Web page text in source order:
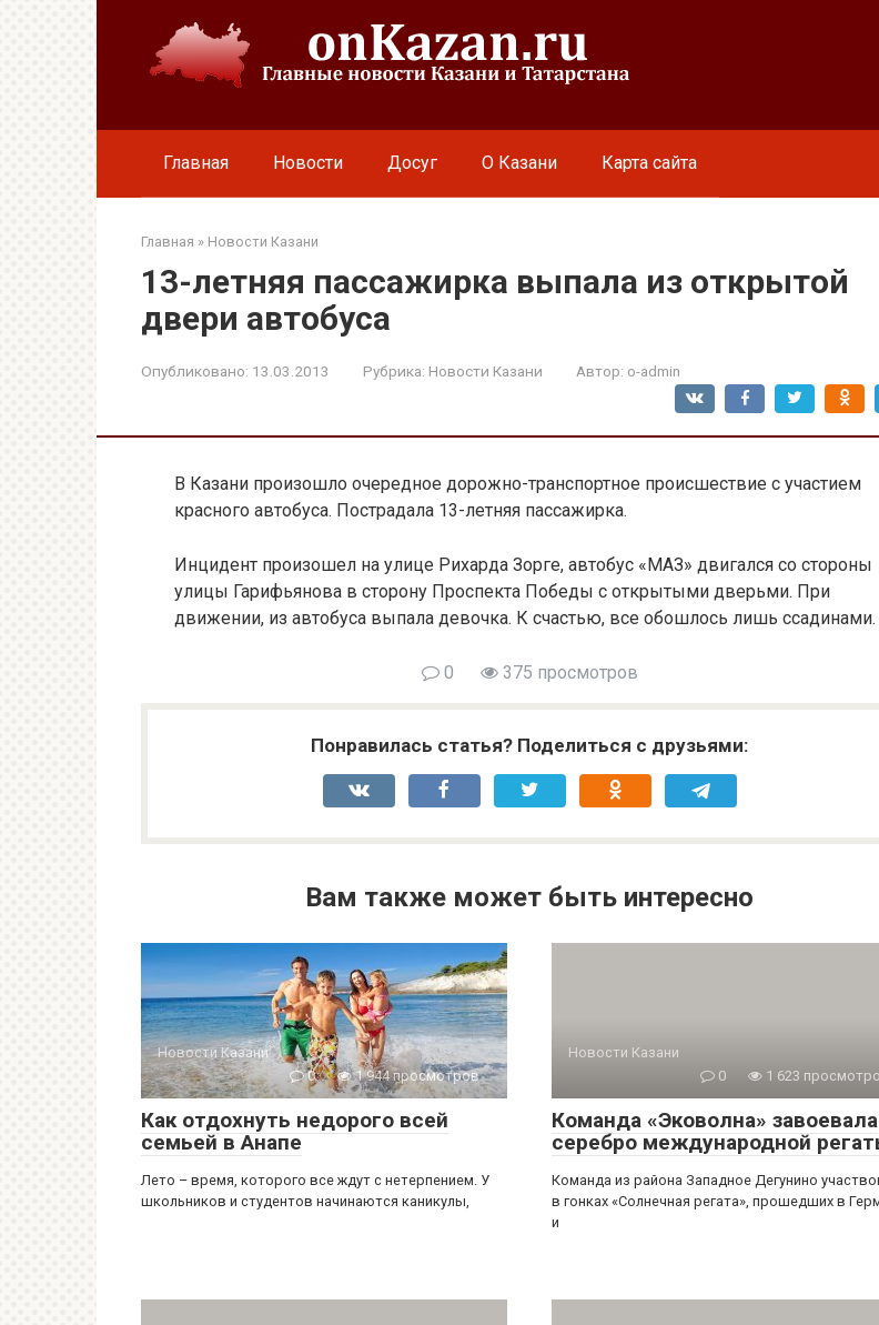
Главная Новости Досуг О Казани Карта сайта
Главная » Новости Казани
13-летняя пассажирка выпала из открытой
двери автобуса
Опубликовано: 13.03.2013 Рубрика: Новости Казани Автор: o-admin
В Казани произошло очередное дорожно-транспортное происшествие с участием
красного автобуса. Пострадала 13-летняя пассажирка.
Инцидент произошел на улице Рихарда Зорге, автобус «МАЗ» двигался со стороны
улицы Гарифьянова в сторону Проспекта Победы с открытыми дверьми. При
движении, из автобуса выпала девочка. К счастью, все обошлось лишь ссадинами.
0 375 просмотров
Понравилась статья? Поделиться с друзьями:
Вам также может быть интересно
Новости Казани
0
1 944 просмотров
Как отдохнуть недорого всей
семьей в Анапе
Лето – время, которого все ждут с нетерпением. У
школьников и студентов начинаются каникулы,
Новости Казани
0
1 623
Команда «Эковолна» завоевала
серебро международной
Команда из района Западное Дегунино
в гонках «Солнечная регата», прошедших в
и